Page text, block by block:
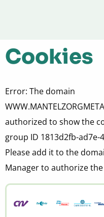
Cookies
Error: The domain
authorized to show the
group ID 1813d2fb-ad7e-
Please add it to the
Manager to authorize